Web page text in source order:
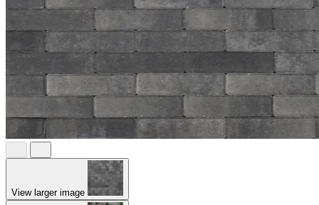
View larger image